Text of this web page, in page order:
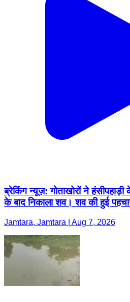
ब्रेकिंग न्यूज़: गोताखोरों ने
के बाद निकाला शव। शव की हुई
Jamtara, Jamtara | Aug 7, 2026